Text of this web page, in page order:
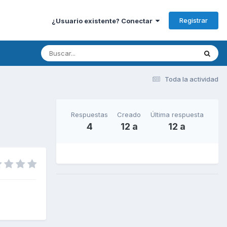
¿Usuario existente? Conectar Registrar
Toda la actividad
Respuestas
4
Creado
12 a
Última respuesta
12 a